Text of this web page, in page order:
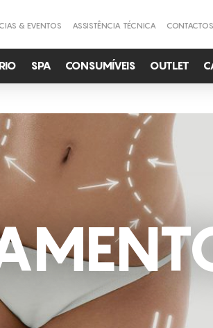
& EVENTOS ASSISTÊNCIA TÉCNICA CONTACTOS
SPA CONSUMÍVEIS OUTLET